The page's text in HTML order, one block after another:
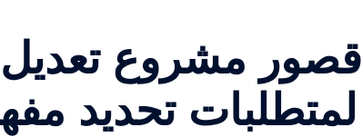
قصور مشروع تعديل
لمتطلبات تحديد